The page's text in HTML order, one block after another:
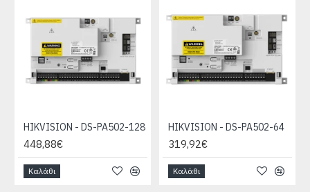
HIKVISION - DS-PA502-128
448,88€
Καλάθι
HIKVISION - DS-PA502-64
319,92€
Καλάθι